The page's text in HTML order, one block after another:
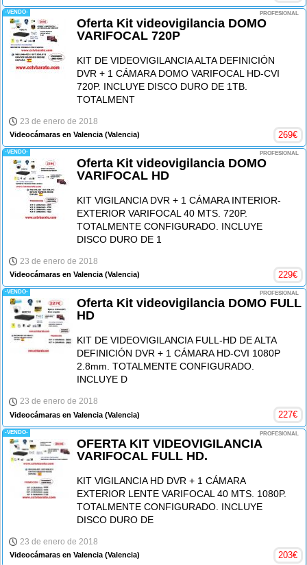
-VENDO- PROFESIONAL
Oferta Kit videovigilancia DOMO
VARIFOCAL 720P
KIT DE VIDEOVIGILANCIA ALTA DEFINICIÓN
DVR + 1 CÁMARA DOMO VARIFOCAL HD-CVI
720P. INCLUYE DISCO DURO DE 1TB.
TOTALMENT
23 de enero de 2018
Videocámaras en Valencia (Valencia) 269€
-VENDO- PROFESIONAL
Oferta Kit videovigilancia DOMO
VARIFOCAL HD
KIT VIGILANCIA DVR + 1 CÁMARA INTERIOR-
EXTERIOR VARIFOCAL 40 MTS. 720P.
TOTALMENTE CONFIGURADO. INCLUYE
DISCO DURO DE 1
23 de enero de 2018
Videocámaras en Valencia(Valencia) 229€
-VENDO- PROFESIONAL
Oferta Kit videovigilancia DOMO FULL
HD
KIT DE VIDEOVIGILANCIA FULL-HD DE ALTA
DEFINICIÓN DVR + 1 CÁMARA HD-CVI 1080P
2.8mm. TOTALMENTE CONFIGURADO.
INCLUYE D
23 de enero de 2018
Videocámaras en Valencia (Valencia) 227€
-VENDO- PROFESIONAL
OFERTA KIT VIDEOVIGILANCIA
VARIFOCAL FULL HD.
KIT VIGILANCIA HD DVR + 1 CÁMARA
EXTERIOR LENTE VARIFOCAL 40 MTS. 1080P.
TOTALMENTE CONFIGURADO. INCLUYE
DISCO DURO DE
23 de enero de 2018
Videocámaras en Valencia (Valencia) 203€